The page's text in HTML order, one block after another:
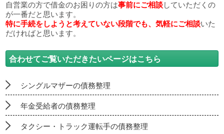
自営業の方で借金のお困りの方は事前にご相談していただくの
が一番だと思います。
特に手続をしようと考えていない段階でも、気軽にご相談いた
だければと思います。
合わせてご覧いただきたいページはこちら
シングルマザーの債務整理
年金受給者の債務整理
タクシー・トラック運転手の債務整理